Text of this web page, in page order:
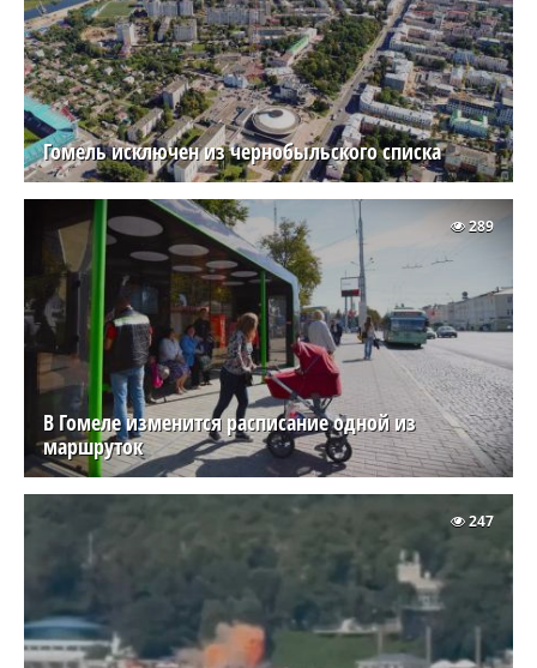
Гомель исключен из чернобыльского списка
В Гомеле изменится расписание одной из
маршруток
289
247